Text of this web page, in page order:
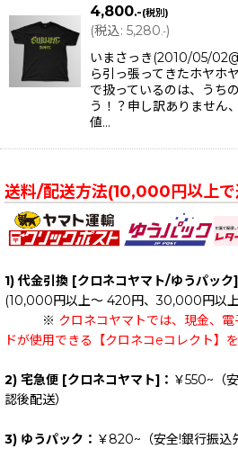
4,800.-(税別)
(税込: 5,280 .-)
いまさっき(2010/05/
ら引っ張ってきたホヤホ
で扱っているのは、うち
う！？申し訳ありません
値…
送料/配送方法(10,000円以上で
1) 代金引換 [クロネコヤマト/ゆうパック]
(10,000円以上～ 420円、30,000円以
※ クロネコヤマトでは、現金、
ドが使用できる【クロネコeコレクト】
2) 宅急便 [クロネコヤマト]： ￥550~（
認後配送）
3) ゆうパック： ￥820~（安全!銀行振込